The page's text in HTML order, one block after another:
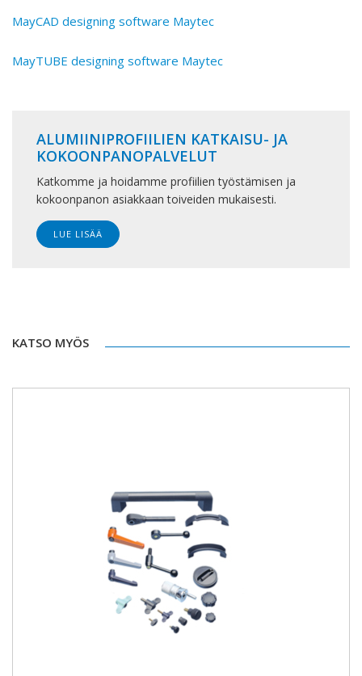
MayCAD designing software Maytec
MayTUBE designing software Maytec
ALUMIINIPROFIILIEN KATKAISU- JA
KOKOONPANOPALVELUT
Katkomme ja hoidamme profiilien työstämisen ja
kokoonpanon asiakkaan toiveiden mukaisesti.
LUE LISÄÄ
KATSO MYÖS